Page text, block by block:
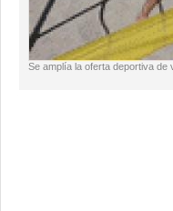
Se amplía la oferta deportiva de